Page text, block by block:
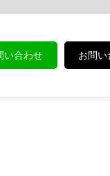
い合わせ お問い